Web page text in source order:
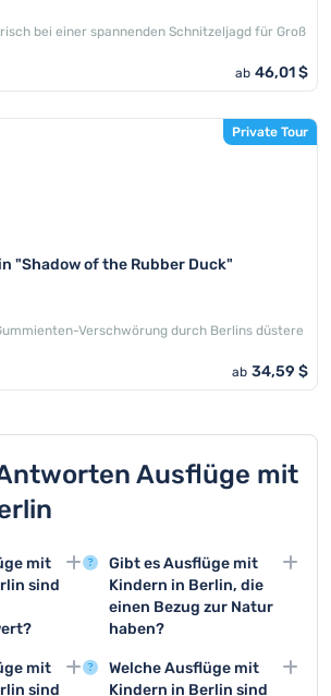
bei einer spannenden Schnitzeljagd für Groß
ab 46,01 $
Private Tour
"Shadow of the Rubber Duck"
Verschwörung durch Berlins düstere
ab 34,59 $
Ausflüge mit
mit
sind
mit
sind
Gibt es Ausflüge mit
Kindern in Berlin, die
einen Bezug zur Natur
haben?
Ja, beispielsweise
können Sie mit Ihren
Welche Ausflüge mit
Kindern in Berlin sind